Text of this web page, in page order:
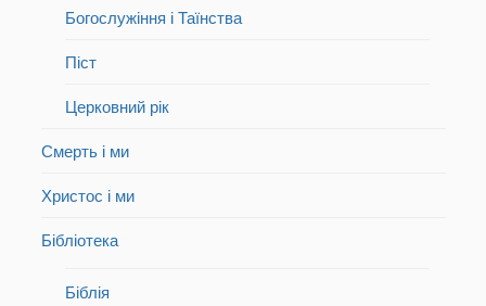
Богослужіння і Таїнства
Піст
Церковний рік
Смерть і ми
Христос і ми
Бібліотека
Біблія